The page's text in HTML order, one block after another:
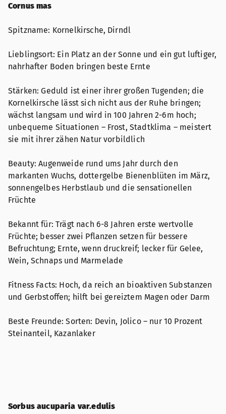
Cornus mas
Spitzname: Kornelkirsche, Dirndl
Lieblingsort: Ein Platz an der Sonne und ein gut luftiger,
nahrhafter Boden bringen beste Ernte
Stärken: Geduld ist einer ihrer großen Tugenden; die
Kornelkirsche lässt sich nicht aus der Ruhe bringen;
wächst langsam und wird in 100 Jahren 2-6m hoch;
unbequeme Situationen – Frost, Stadtklima – meistert
sie mit ihrer zähen Natur vorbildlich
Beauty: Augenweide rund ums Jahr durch den
markanten Wuchs, dottergelbe Bienenblüten im März,
sonnengelbes Herbstlaub und die sensationellen
Früchte
Bekannt für: Trägt nach 6-8 Jahren erste wertvolle
Früchte; besser zwei Pflanzen setzen für bessere
Befruchtung; Ernte, wenn druckreif; lecker für Gelee,
Wein, Schnaps und Marmelade
Fitness Facts: Hoch, da reich an bioaktiven Substanzen
und Gerbstoffen; hilft bei gereiztem Magen oder Darm
Beste Freunde: Sorten: Devin, Jolico – nur 10 Prozent
Steinanteil, Kazanlaker
Sorbus aucuparia var.edulis